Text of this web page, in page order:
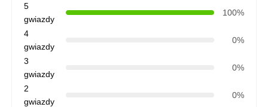
5
gwiazdy
100%
4
gwiazdy
0%
3
gwiazdy
0%
2
gwiazdy
0%